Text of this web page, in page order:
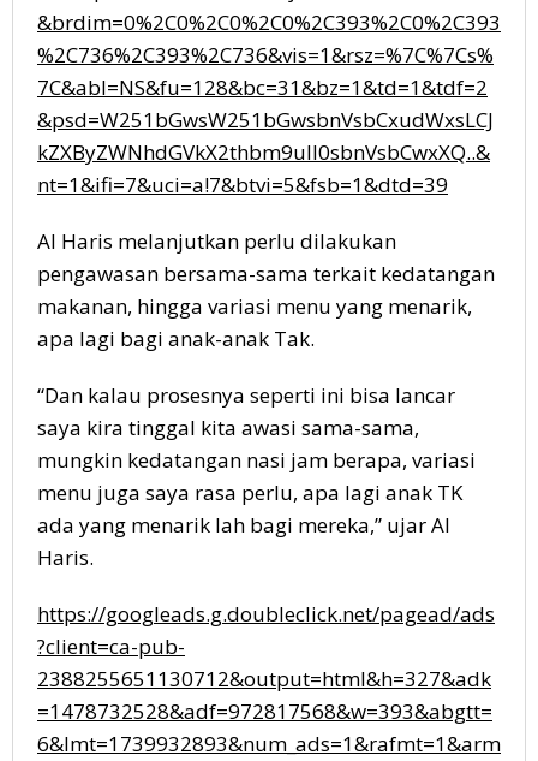
&brdim=0%2C0%2C0%2C0%2C393%2C0%2C393
%2C736%2C393%2C736&vis=1&rsz=%7C%7Cs%
7C&abl=NS&fu=128&bc=31&bz=1&td=1&tdf=2
&psd=W251bGwsW251bGwsbnVsbCxudWxsLCJ
kZXByZWNhdGVkX2thbm9uIl0sbnVsbCwxXQ..&
nt=1&ifi=7&uci=a!7&btvi=5&fsb=1&dtd=39
Al Haris melanjutkan perlu dilakukan
pengawasan bersama-sama terkait kedatangan
makanan, hingga variasi menu yang menarik,
apa lagi bagi anak-anak Tak.
“Dan kalau prosesnya seperti ini bisa lancar
saya kira tinggal kita awasi sama-sama,
mungkin kedatangan nasi jam berapa, variasi
menu juga saya rasa perlu, apa lagi anak TK
ada yang menarik lah bagi mereka,” ujar Al
Haris.
https://googleads.g.doubleclick.net/pagead/ads
?client=ca-pub-
2388255651130712&output=html&h=327&adk
=1478732528&adf=972817568&w=393&abgtt=
6&lmt=1739932893&num_ads=1&rafmt=1&arm